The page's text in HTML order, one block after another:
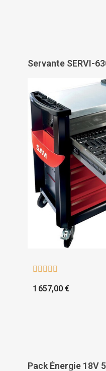
    
1 657,00 €